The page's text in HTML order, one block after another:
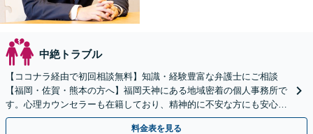
中絶トラブル
【ココナラ経由で初回相談無料】知識・経験豊富な弁護士にご相談
【福岡・佐賀・熊本の方へ】福岡天神にある地域密着の個人事務所で
す。心理カウンセラーも在籍しており、精神的に不安な方にも安心し
てご相談頂けます【忙しい方は事前予約で夜間休日対応可能】
料金表を見る